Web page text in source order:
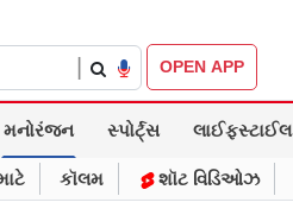
OPEN APP
મનોરંજન સ્પોર્ટ્સ લાઈફસ્ટાઈલ
કૉલમ શૉટ વિડિઓઝ